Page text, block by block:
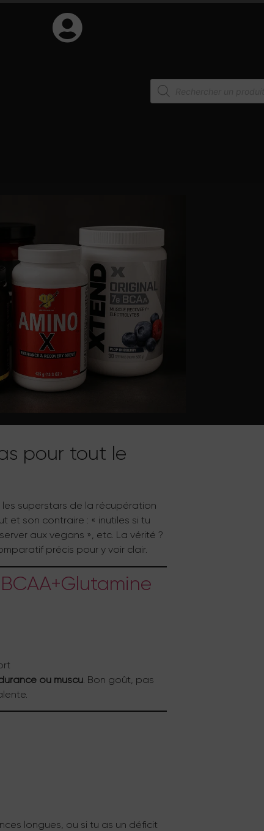
pour tout le
les superstars de la récupération
et son contraire : « inutiles si tu
aux vegans », etc. La vérité ?
précis pour y voir clair.
ou muscu. Bon goût, pas
longues, ou si tu as un déficit